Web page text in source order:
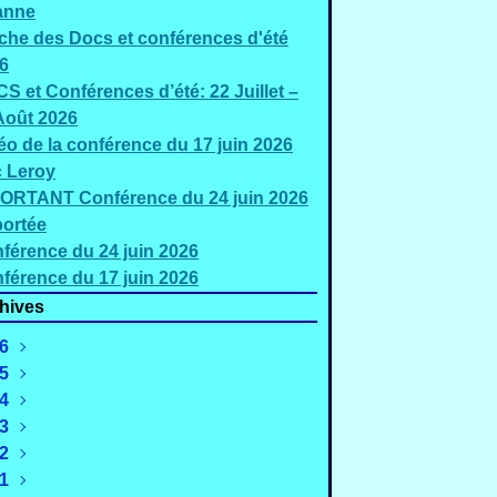
des Docs et conférences d'été
et Conférences d’été: 22 Juillet –
2026
de la conférence du 17 juin 2026
Leroy
Conférence du 24 juin 2026
du 24 juin 2026
du 17 juin 2026
(2)